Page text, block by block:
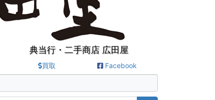
典当行・二手商店 広田屋
買取 Facebook